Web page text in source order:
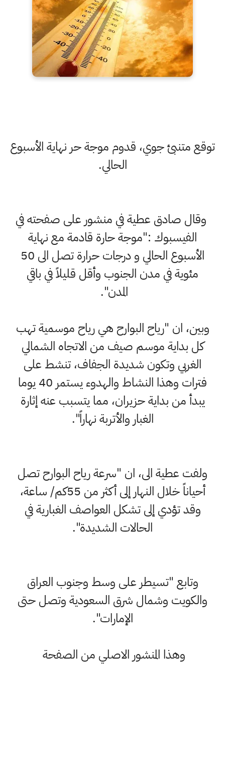
جوي، قدوم موجة حر نهاية الأسبوع
صادق عطية في منشور على صفحته في
:"موجة حارة قادمة مع نهاية
الأسبوع الحالي و درجات حرارة تصل الى 50
في مدن الجنوب وأقل قليلاً في باقي
ان "رياح البوارح هي رياح موسمية تهب
موسم صيف من الاتجاه الشمالي
وتكون شديدة الجفاف، تنشط على
فترات وهذا النشاط والهدوء يستمر 40 يوما
من بداية حزيران، مما يتسبب عنه إثارة
الغبار والأتربة نهاراً".
عطية الى، ان "سرعة رياح البوارح تصل
أحياناً خلال النهار إلى أكثر من 55كم/ ساعة،
تؤدي إلى تشكل العواصف الغبارية في
الحالات الشديدة".
"تسيطر على وسط وجنوب العراق
وشمال شرق السعودية وتصل حتى
الإمارات".
وهذا المنشور الاصلي من الصفحة